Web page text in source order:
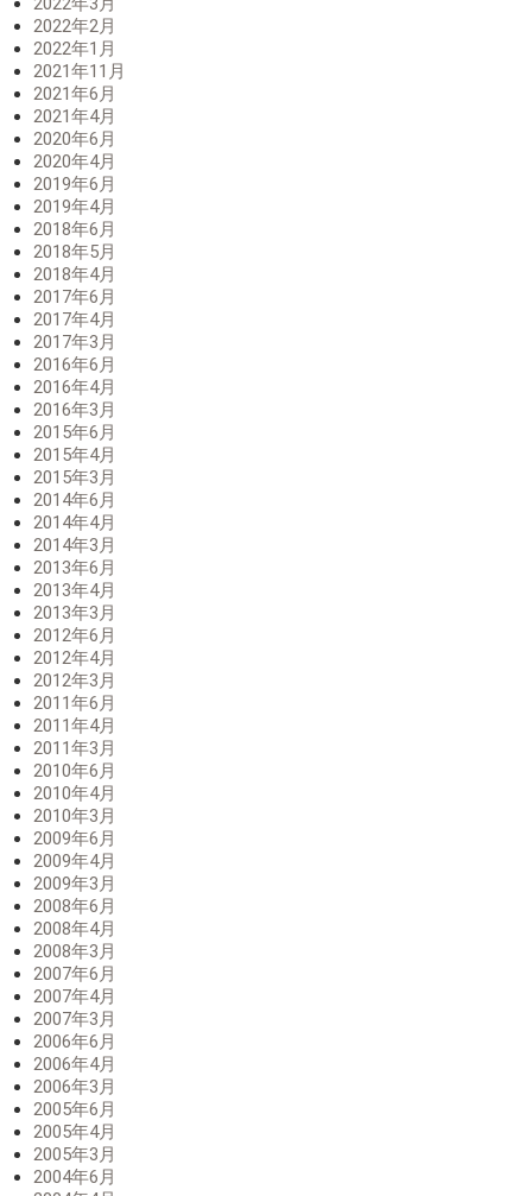
2022年2月
2022年1月
2021年11月
2021年6月
2021年4月
2020年6月
2020年4月
2019年6月
2019年4月
2018年6月
2018年5月
2018年4月
2017年6月
2017年4月
2017年3月
2016年6月
2016年4月
2016年3月
2015年6月
2015年4月
2015年3月
2014年6月
2014年4月
2014年3月
2013年6月
2013年4月
2013年3月
2012年6月
2012年4月
2012年3月
2011年6月
2011年4月
2011年3月
2010年6月
2010年4月
2010年3月
2009年6月
2009年4月
2009年3月
2008年6月
2008年4月
2008年3月
2007年6月
2007年4月
2007年3月
2006年6月
2006年4月
2006年3月
2005年6月
2005年4月
2005年3月
2004年6月